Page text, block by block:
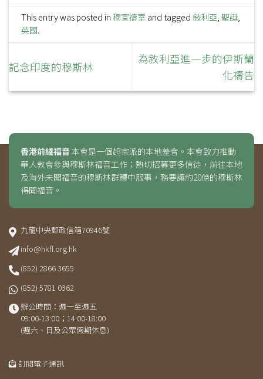
This entry was posted in穆宣禱室 and tagged敍利亞,聖誕,
英國.
記念印度的穆斯林
為敘利亞進一步的伊斯蘭
化禱告
香港前綫福音本會是一個超宗派的本地差會。本會致力推動
華人教會參與穆斯林福音工作；熱切招募更多信徒，前往本地
及海外未聞福音的穆斯林群體中服事，務要讓約20億的穆斯林
得聞福音。
九龍中央郵政信箱70946號
info@hkfl.org.hk
(852) 2866 3655
(852) 5781 0362
辦公時間：週一至週五
09:00-13:00；14:00-18:00
(週六、日及公眾假期休息)
訂閱電子通訊